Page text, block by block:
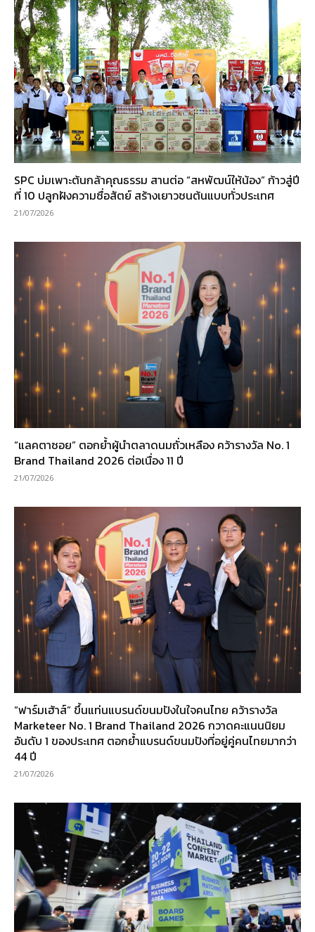
SPC บ่มเพาะต้นกล้าคุณธรรม สานต่อ “สหพัฒน์ให้น้อง” ก้าวสู่ปี
ที่ 10 ปลูกฝังความซื่อสัตย์ สร้างเยาวชนต้นแบบทั่วประเทศ
21/07/2026
“แลคตาซอย” ตอกย้ำผู้นำตลาดนมถั่วเหลือง คว้ารางวัล No. 1
Brand Thailand 2026 ต่อเนื่อง 11 ปี
21/07/2026
“ฟาร์มเฮ้าส์” ขึ้นแท่นแบรนด์ขนมปังในใจคนไทย คว้ารางวัล
Marketeer No. 1 Brand Thailand 2026 กวาดคะแนนนิยม
อันดับ 1 ของประเทศ ตอกย้ำแบรนด์ขนมปังที่อยู่คู่คนไทยมากว่า
44 ปี
21/07/2026